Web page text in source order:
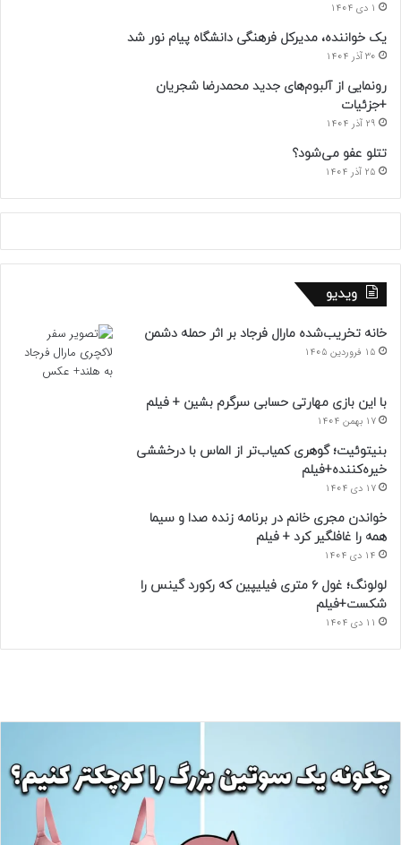
1 دی 1404
یک خواننده، مدیرکل فرهنگی دانشگاه پیام نور شد
30 آذر 1404
رونمایی از آلبوم‌های جدید محمدرضا شجریان
+جزئیات
29 آذر 1404
تتلو عفو می‌شود؟
25 آذر 1404
ویدیو
خانه تخریب‌شده مارال فرجاد بر اثر حمله دشمن
15 فروردین 1405
با این بازی مهارتی حسابی سرگرم بشین + فیلم
17 بهمن 1404
بنیتوئیت؛ گوهری کمیاب‌تر از الماس با درخششی
خیره‌کننده+فیلم
17 دی 1404
خواندن مجری خانم در برنامه زنده صدا و سیما
همه را غافلگیر کرد + فیلم
14 دی 1404
لولونگ؛ غول ۶ متری فیلیپین که رکورد گینس را
شکست+فیلم
11 دی 1404